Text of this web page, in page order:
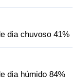
dia chuvoso 41%
dia húmido 84%